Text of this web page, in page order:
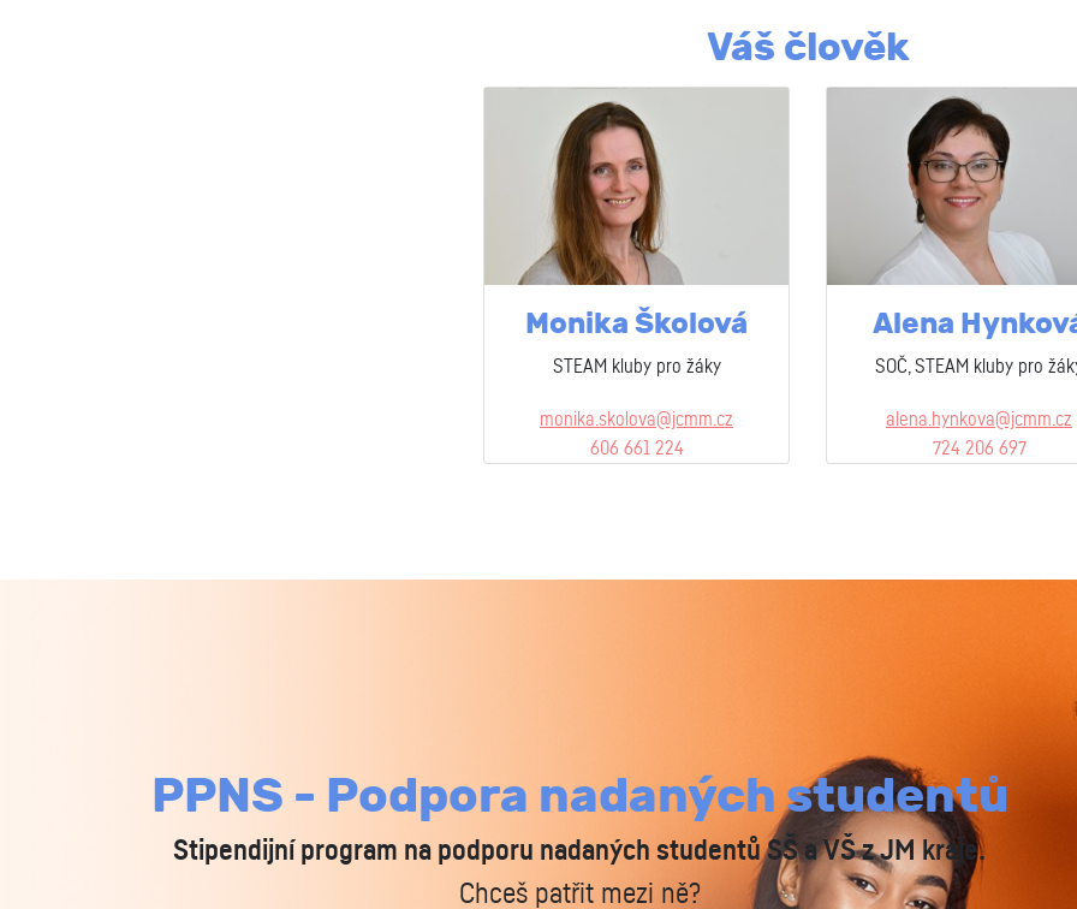
Váš člověk
Monika Školová
STEAM kluby pro žáky
monika.skolova@jcmm.cz
606 661 224
Alena
SOČ, STEAM kluby pro
alena.hynkova@jcmm.cz
724 206 697
PPNS - Podpora nadaných studentů
Stipendijní program na podporu nadaných studentů SŠ a VŠ z JM kraje.
Chceš patřit mezi ně?